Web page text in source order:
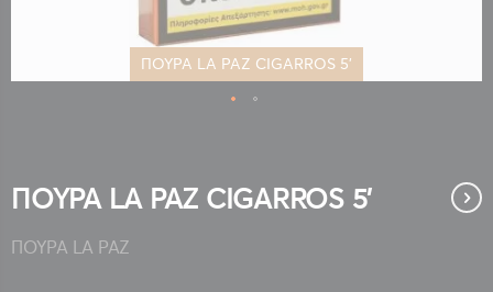
ΠΟΥΡΑ LA PAZ CIGARROS 5'
της
συλλογής
ΠΟΥΡΑ LA PAZ CIGARROS 5'
ΠΟΥΡΑ LA PAZ